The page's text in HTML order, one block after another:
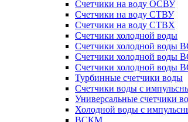
Счетчики на воду ОСВУ
Счетчики на воду СТВУ
Счетчики на воду СТВХ
Счетчики холодной воды
Счетчики холодной воды
Счетчики холодной воды
Счетчики холодной воды
Турбинные счетчики воды
Счетчики воды с
Универсальные счетчики
Холодной воды с
ВСКМ